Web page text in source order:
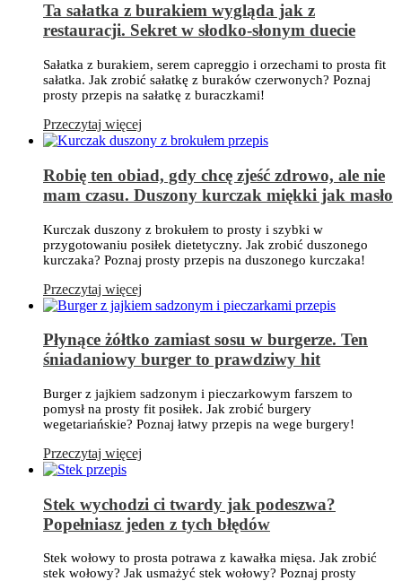
Ta sałatka z burakiem wygląda jak z
restauracji. Sekret w słodko-słonym duecie
Sałatka z burakiem, serem capreggio i orzechami to prosta fit
sałatka. Jak zrobić sałatkę z buraków czerwonych? Poznaj
prosty przepis na sałatkę z buraczkami!
Przeczytaj więcej
Robię ten obiad, gdy chcę zjeść zdrowo, ale nie
mam czasu. Duszony kurczak miękki jak masło
Kurczak duszony z brokułem to prosty i szybki w
przygotowaniu posiłek dietetyczny. Jak zrobić duszonego
kurczaka? Poznaj prosty przepis na duszonego kurczaka!
Przeczytaj więcej
Płynące żółtko zamiast sosu w burgerze. Ten
śniadaniowy burger to prawdziwy hit
Burger z jajkiem sadzonym i pieczarkowym farszem to
pomysł na prosty fit posiłek. Jak zrobić burgery
wegetariańskie? Poznaj łatwy przepis na wege burgery!
Przeczytaj więcej
Stek wychodzi ci twardy jak podeszwa?
Popełniasz jeden z tych błędów
Stek wołowy to prosta potrawa z kawałka mięsa. Jak zrobić
stek wołowy? Jak usmażyć stek wołowy? Poznaj prosty